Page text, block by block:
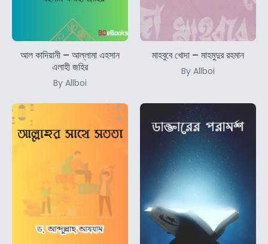
আল কাদিয়ানী – আল্লামা এহসান
এলাহী জহির
By Allboi
মাহবুবে খোদা – মাহমুদুর রহমান
By Allboi